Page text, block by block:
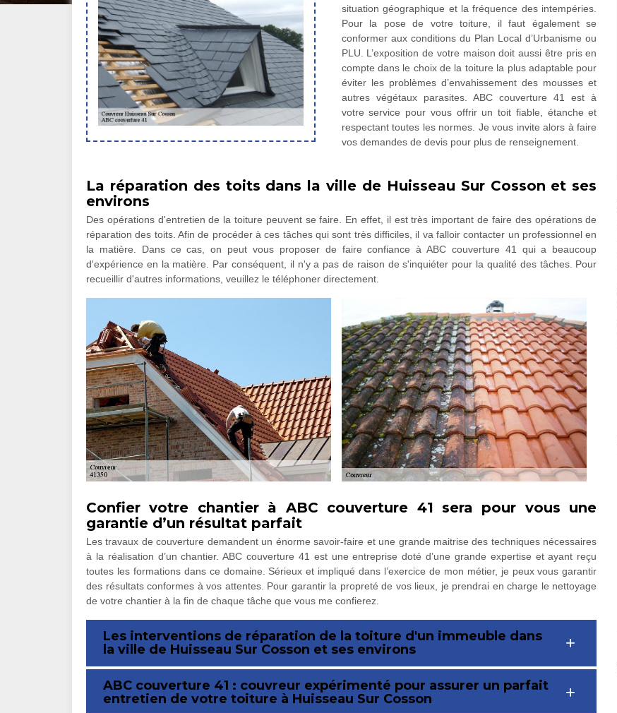
situation géographique et la fréquence des intempéries.
Pour la pose de votre toiture, il faut également se
conformer aux conditions du Plan Local d’Urbanisme ou
PLU. L’exposition de votre maison doit aussi être pris en
compte dans le choix de la toiture la plus adaptable pour
éviter les problèmes d’envahissement des mousses et
autres végétaux parasites. ABC couverture 41 est à
votre service pour vous offrir un toit fiable, étanche et
respectant toutes les normes. Je vous invite alors à faire
vos demandes de devis pour plus de renseignement.
La réparation des toits dans la ville de Huisseau Sur Cosson et ses
environs
Des opérations d'entretien de la toiture peuvent se faire. En effet, il est très important de faire des opérations de
réparation des toits. Afin de procéder à ces tâches qui sont très difficiles, il va falloir contacter un professionnel en
la matière. Dans ce cas, on peut vous proposer de faire confiance à ABC couverture 41 qui a beaucoup
d'expérience en la matière. Par conséquent, il n'y a pas de raison de s'inquiéter pour la qualité des tâches. Pour
recueillir d'autres informations, veuillez le téléphoner directement.
Confier votre chantier à ABC couverture 41 sera pour vous une
garantie d’un résultat parfait
Les travaux de couverture demandent un énorme savoir-faire et une grande maitrise des techniques nécessaires
à la réalisation d’un chantier. ABC couverture 41 est une entreprise doté d’une grande expertise et ayant reçu
toutes les formations dans ce domaine. Sérieux et impliqué dans l’exercice de mon métier, je peux vous garantir
des résultats conformes à vos attentes. Pour garantir la propreté de vos lieux, je prendrai en charge le nettoyage
de votre chantier à la fin de chaque tâche que vous me confierez.
Les interventions de réparation de la toiture d'un immeuble dans
la ville de Huisseau Sur Cosson et ses environs
ABC couverture 41 : couvreur expérimenté pour assurer un parfait
entretien de votre toiture à Huisseau Sur Cosson